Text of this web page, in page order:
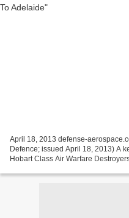
April 18, 2013 defense-
Defence; issued April 18, 2013) A
Hobart Class Air Warfare